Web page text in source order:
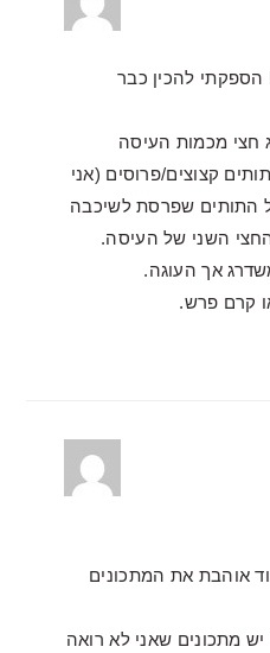
להכין כבר
חצי מכמות העיסה
קצוצים/פרוסים (אני
התותים שפרסת לשיכבה
השני של העיסה.
אך העוגה.
קרם פרש.
אוהבת את המתכונים
מתכונים שאני לא רואה